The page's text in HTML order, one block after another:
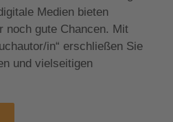
Medien bieten
noch gute Chancen. Mit
in“ erschließen Sie
und vielseitigen